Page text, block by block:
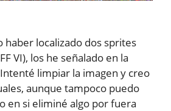
haber localizado dos sprites
VI), los he señalado en la
limpiar la imagen y creo
aunque tampoco puedo
en si eliminé algo por fuera